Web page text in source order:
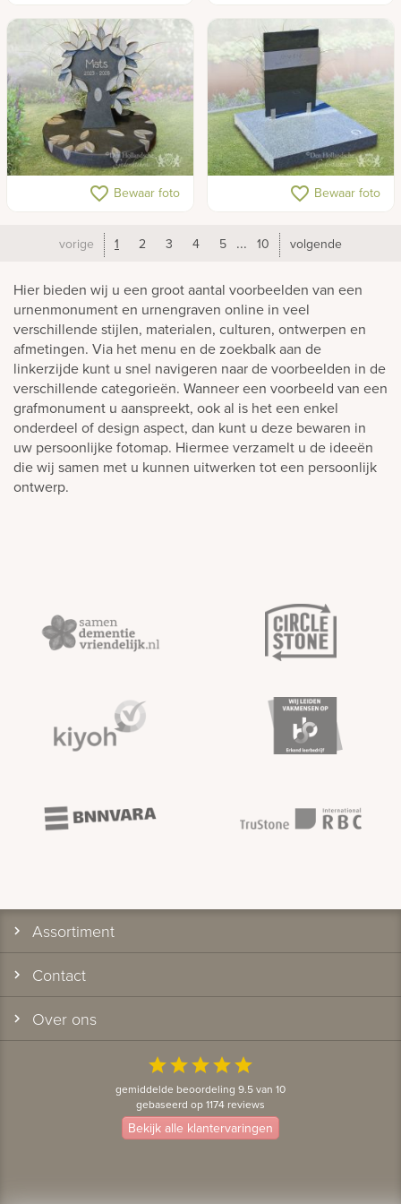
Speelse boom van
natuursteen voor kinder
favorite_border Bewaar foto Urnengraf met RVS band
favorite_border Bewaar foto
vorige 1 2 3 4 5 ... 10 volgende
Hier bieden wij u een groot aantal voorbeelden van een
urnenmonument en urnengraven online in veel
verschillende stijlen, materialen, culturen, ontwerpen en
afmetingen. Via het menu en de zoekbalk aan de
linkerzijde kunt u snel navigeren naar de voorbeelden in de
verschillende categorieën. Wanneer een voorbeeld van een
grafmonument u aanspreekt, ook al is het een enkel
onderdeel of design aspect, dan kunt u deze bewaren in
uw persoonlijke fotomap. Hiermee verzamelt u de ideeën
die wij samen met u kunnen uitwerken tot een persoonlijk
ontwerp.
Assortiment
Contact
Over ons
starstarstarstarstar
gemiddelde beoordeling 9.5 van 10
gebaseerd op 1174 reviews
Bekijk alle klantervaringen